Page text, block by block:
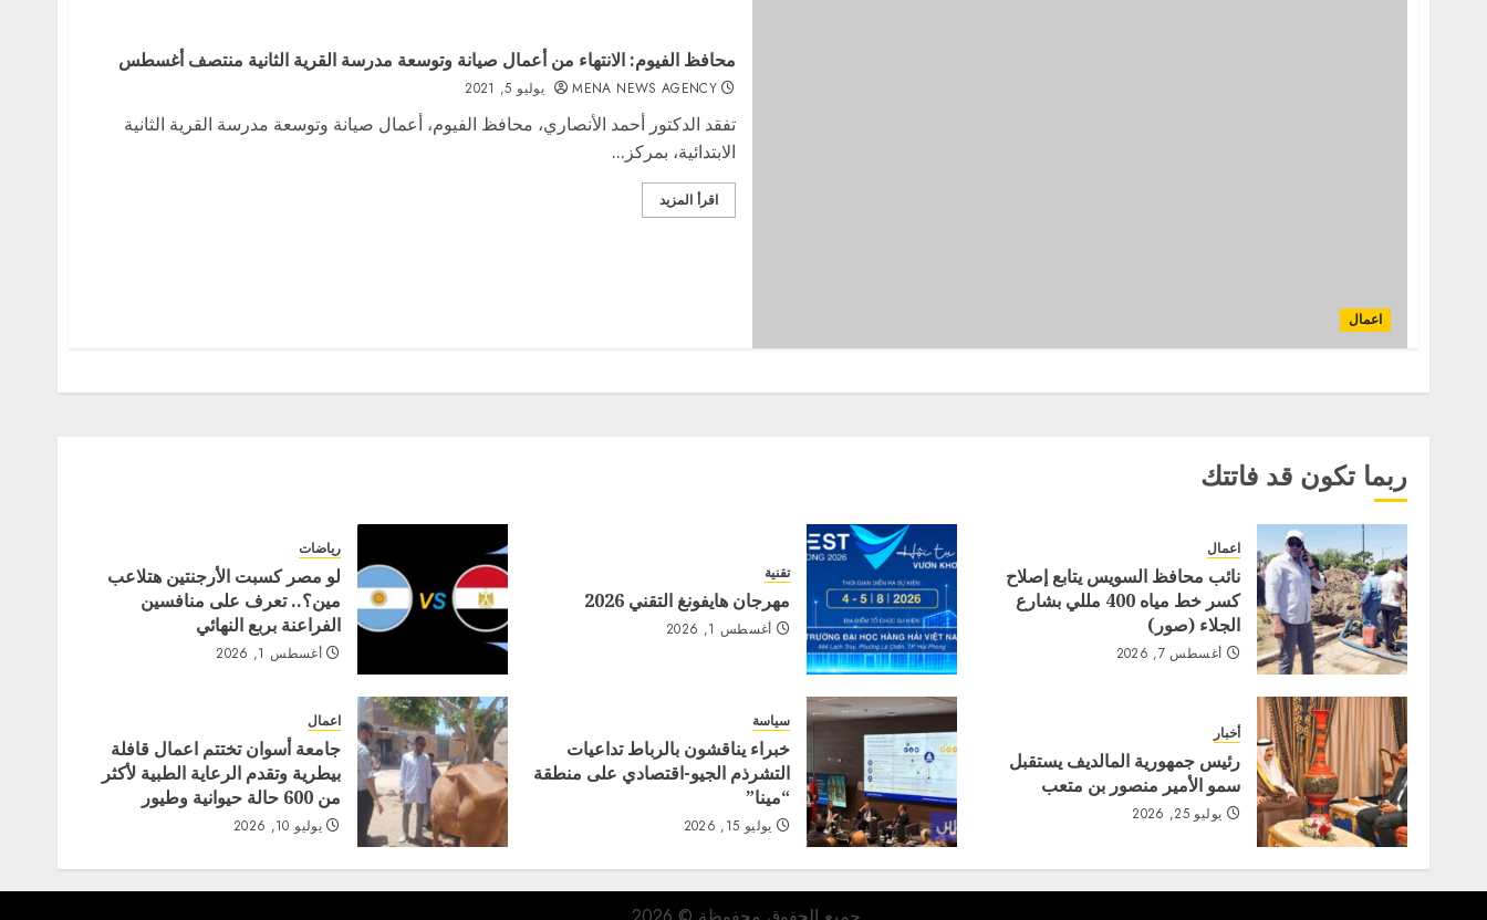
اعمال
محافظ الفيوم: الانتهاء من أعمال صيانة وتوسعة مدرسة القرية الثانية منتصف أغسطس
MENA NEWS AGENCY يوليو 5, 2021
تفقد الدكتور أحمد الأنصاري، محافظ الفيوم، أعمال صيانة وتوسعة مدرسة القرية الثانية
الابتدائية، بمركز...
اقرأ المزيد
ربما تكون قد فاتتك
اعمال
نائب محافظ السويس يتابع إصلاح
كسر خط مياه 400 مللي بشارع
الجلاء (صور)
أغسطس 7, 2026
تقنية
مهرجان هايفونغ التقني 2026
أغسطس 1, 2026
رياضات
لو مصر كسبت الأرجنتين هتلاعب
مين؟.. تعرف على منافسين
الفراعنة بربع النهائي
أغسطس 1, 2026
أخبار
رئيس جمهورية المالديف يستقبل
سمو الأمير منصور بن متعب
يوليو 25, 2026
سياسة
خبراء يناقشون بالرباط تداعيات
التشرذم الجيو-اقتصادي على منطقة
“مينا”
يوليو 15, 2026
اعمال
جامعة أسوان تختتم اعمال قافلة
بيطرية وتقدم الرعاية الطبية لأكثر
من 600 حالة حيوانية وطيور
يوليو 10, 2026